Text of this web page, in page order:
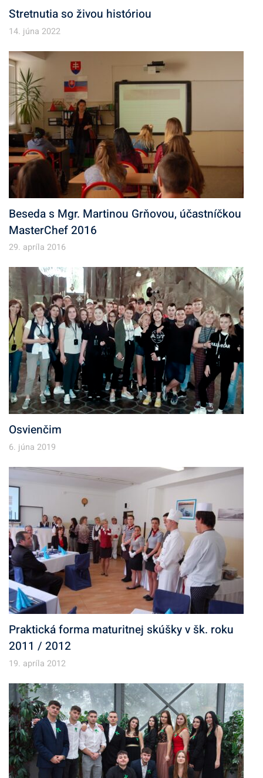
Stretnutia so živou históriou
14. júna 2022
Beseda s Mgr. Martinou Grňovou, účastníčkou
MasterChef 2016
29. apríla 2016
Osvienčim
6. júna 2019
Praktická forma maturitnej skúšky v šk. roku
2011 / 2012
19. apríla 2012